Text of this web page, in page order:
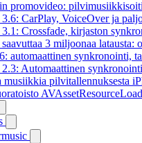
promovideo:
CarPlay, VoiceOver ja
Crossfade, kirjaston
3 miljoonaa latausta:
automaattinen synkronointi,
Automaattinen
musiikkia pilvitallennuksesta